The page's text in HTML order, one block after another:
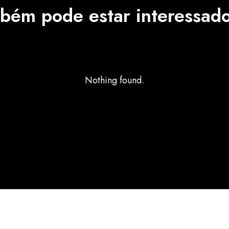
pode estar
Nothing found.